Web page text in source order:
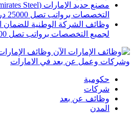
التخصصات برواتب تصل 25000 درهم فأكثر
لجميع التخصصات برواتب تصل 30000 فأكثر
وظائف
وشركات وعمل عن بعد في الامارات
حكومية
شركات
وظائف عن بعد
المدن